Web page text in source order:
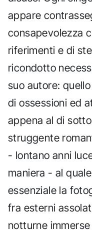
appare
consapevolezza
riferimenti e di
ricondotto
suo autore:
di ossessioni ed
appena al di
struggente
- lontano anni
maniera - al
essenziale la
fra esterni
notturne